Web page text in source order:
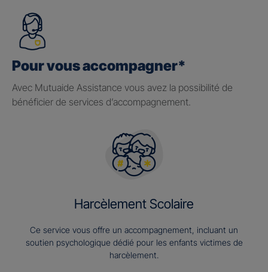
Pour vous accompagner*
Avec Mutuaide Assistance vous avez la possibilité de
bénéficier de services d’accompagnement.
Harcèlement Scolaire
Ce service vous offre un accompagnement, incluant un
soutien psychologique dédié pour les enfants victimes de
harcèlement.